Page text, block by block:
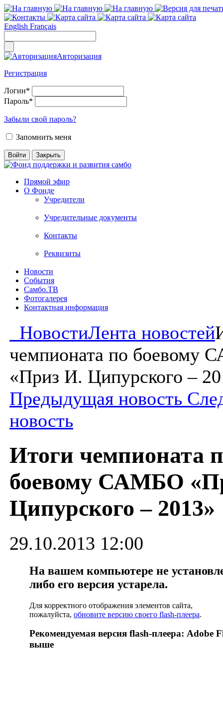
English Français
Авторизация
Регистрация
Логин*
Пароль*
Забыли свой пароль?
Запомнить меня
Прямой эфир
О Фонде
Учредители
Учредительные документы
Контакты
Реквизиты
Новости
События
Самбо.ТВ
Фотогалерея
Контактная информация
НовостиЛента новостей
чемпионата по боевому
«Приз И. Ципурского –
Предыдущая новость
новость
Итоги чемпионата
боевому САМБО
Ципурского – 2013»
29.10.2013 12:00
На вашем компьютере не
либо его версия устарела.
Для корректного отображения элементов сайта,
пожалуйста, обновите версию своего flash-плеера.
Рекомендуемая версия flash-плеера: Adobe
выше